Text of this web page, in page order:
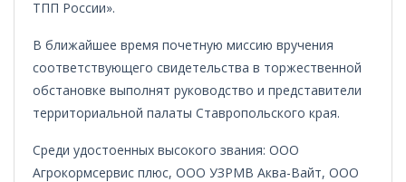
ТПП России».
В ближайшее время почетную миссию вручения
соответствующего свидетельства в торжественной
обстановке выполнят руководство и представители
территориальной палаты Ставропольского края.
Среди удостоенных высокого звания: ООО
Агрокормсервис плюс, ООО УЗРМВ Аква-Вайт, ООО